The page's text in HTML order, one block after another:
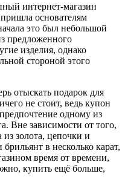
интернет-магазин
основателям
это был небольшой
предложенного
изделия, однако
стороной этого
отыскать подарок для
не стоит, ведь купон
одному из
Вне зависимости от того,
золота, цепочки и
в несколько карат,
время от времени,
купить ещё больше,